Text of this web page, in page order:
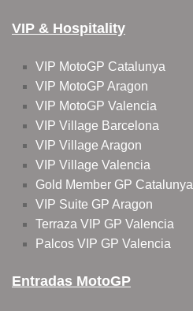
VIP & Hospitality
VIP MotoGP Catalunya
VIP MotoGP Aragon
VIP MotoGP Valencia
VIP Village Barcelona
VIP Village Aragon
VIP Village Valencia
Gold Member GP Catalunya
VIP Suite GP Aragon
Terraza VIP GP Valencia
Palcos VIP GP Valencia
Entradas MotoGP